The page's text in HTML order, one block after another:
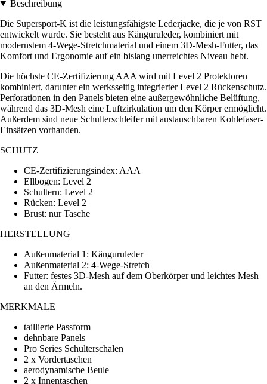
Beschreibung
Die Supersport-K ist die leistungsfähigste Lederjacke, die je von RST
entwickelt wurde. Sie besteht aus Känguruleder, kombiniert mit
modernstem 4-Wege-Stretchmaterial und einem 3D-Mesh-Futter, das
Komfort und Ergonomie auf ein bislang unerreichtes Niveau hebt.
Die höchste CE-Zertifizierung AAA wird mit Level 2 Protektoren
kombiniert, darunter ein werksseitig integrierter Level 2 Rückenschutz.
Perforationen in den Panels bieten eine außergewöhnliche Belüftung,
während das 3D-Mesh eine Luftzirkulation um den Körper ermöglicht.
Außerdem sind neue Schulterschleifer mit austauschbaren Kohlefaser-
Einsätzen vorhanden.
SCHUTZ
CE-Zertifizierungsindex: AAA
Ellbogen: Level 2
Schultern: Level 2
Rücken: Level 2
Brust: nur Tasche
HERSTELLUNG
Außenmaterial 1: Känguruleder
Außenmaterial 2: 4-Wege-Stretch
Futter: festes 3D-Mesh auf dem Oberkörper und leichtes Mesh
an den Ärmeln.
MERKMALE
taillierte Passform
dehnbare Panels
Pro Series Schulterschalen
2 x Vordertaschen
aerodynamische Beule
2 x Innentaschen